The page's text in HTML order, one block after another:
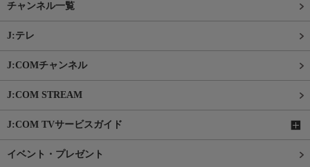
チャンネル一覧
J:テレ
J:COMチャンネル
J:COM STREAM
J:COM TVサービスガイド
イベント・プレゼント